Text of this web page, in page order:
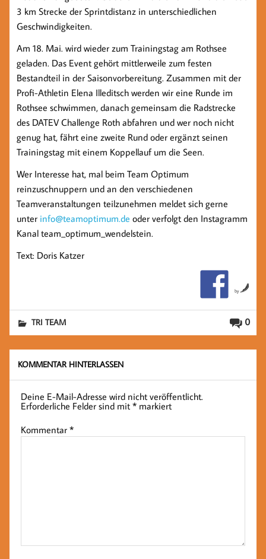
3 km Strecke der Sprintdistanz in unterschiedlichen
Geschwindigkeiten.
Am 18. Mai. wird wieder zum Trainingstag am Rothsee
geladen. Das Event gehört mittlerweile zum festen
Bestandteil in der Saisonvorbereitung. Zusammen mit der
Profi-Athletin Elena Illeditsch werden wir eine Runde im
Rothsee schwimmen, danach gemeinsam die Radstrecke
des DATEV Challenge Roth abfahren und wer noch nicht
genug hat, fährt eine zweite Rund oder ergänzt seinen
Trainingstag mit einem Koppellauf um die Seen.
Wer Interesse hat, mal beim Team Optimum
reinzuschnuppern und an den verschiedenen
Teamveranstaltungen teilzunehmen meldet sich gerne
unter info@teamoptimum.de oder verfolgt den Instagramm
Kanal team_optimum_wendelstein.
Text: Doris Katzer
by
0
TRI TEAM
KOMMENTAR HINTERLASSEN
Deine E-Mail-Adresse wird nicht veröffentlicht.
Erforderliche Felder sind mit* markiert
Kommentar*